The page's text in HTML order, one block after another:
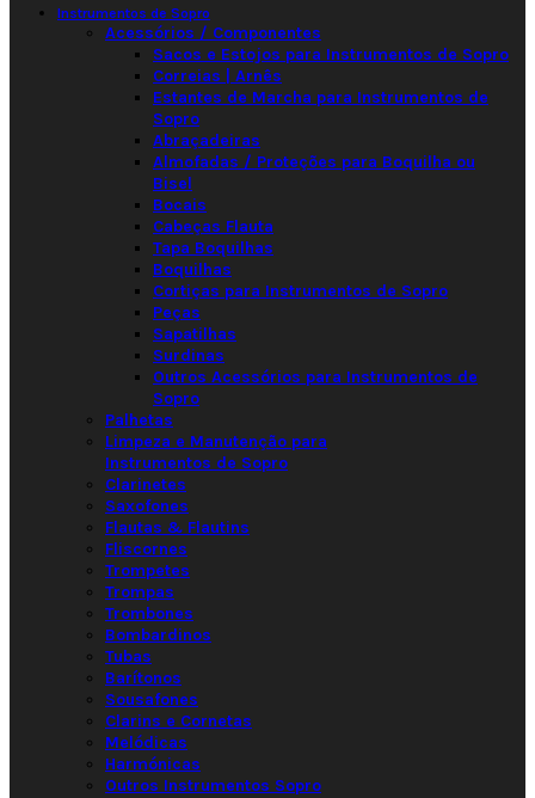
Instrumentos de Sopro
Acessórios / Componentes
Sacos e Estojos para Instrumentos de Sopro
Correias | Arnês
Estantes de Marcha para Instrumentos de
Sopro
Abraçadeiras
Almofadas / Proteções para Boquilha ou
Bisel
Bocais
Cabeças Flauta
Tapa Boquilhas
Boquilhas
Cortiças para Instrumentos de Sopro
Peças
Sapatilhas
Surdinas
Outros Acessórios para Instrumentos de
Sopro
Palhetas
Limpeza e Manutenção para
Instrumentos de Sopro
Clarinetes
Saxofones
Flautas & Flautins
Fliscornes
Trompetes
Trompas
Trombones
Bombardinos
Tubas
Barítonos
Sousafones
Clarins e Cornetas
Melódicas
Harmónicas
Outros Instrumentos Sopro